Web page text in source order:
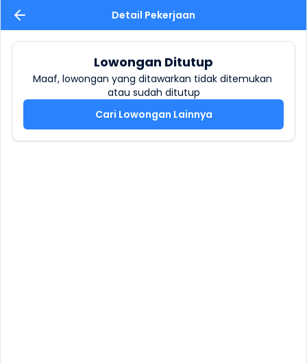
Detail Pekerjaan
Lowongan Ditutup
Maaf, lowongan yang ditawarkan tidak ditemukan
atau sudah ditutup
Cari Lowongan Lainnya